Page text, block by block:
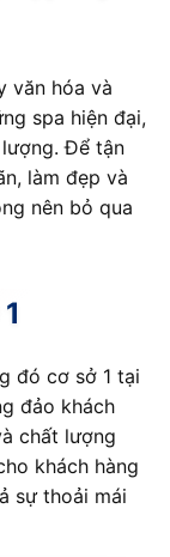
văn hóa và
spa hiện đại,
Để tận
làm đẹp và
nên bỏ qua
đó cơ sở 1 tại
đảo khách
chất lượng
khách hàng
sự thoải mái